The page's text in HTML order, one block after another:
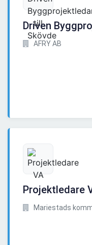
Driven
AFRY AB
Projektledare
Mariestads